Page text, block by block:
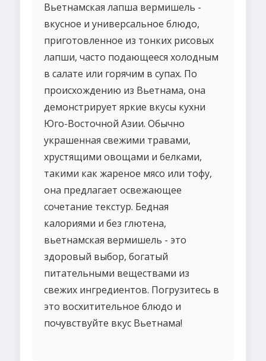
Вьетнамская лапша вермишель -
вкусное и универсальное блюдо,
приготовленное из тонких рисовых
лапши, часто подающееся холодным
в салате или горячим в супах. По
происхождению из Вьетнама, она
демонстрирует яркие вкусы кухни
Юго-Восточной Азии. Обычно
украшенная свежими травами,
хрустящими овощами и белками,
такими как жареное мясо или тофу,
она предлагает освежающее
сочетание текстур. Бедная
калориями и без глютена,
вьетнамская вермишель - это
здоровый выбор, богатый
питательными веществами из
свежих ингредиентов. Погрузитесь в
это восхитительное блюдо и
почувствуйте вкус Вьетнама!